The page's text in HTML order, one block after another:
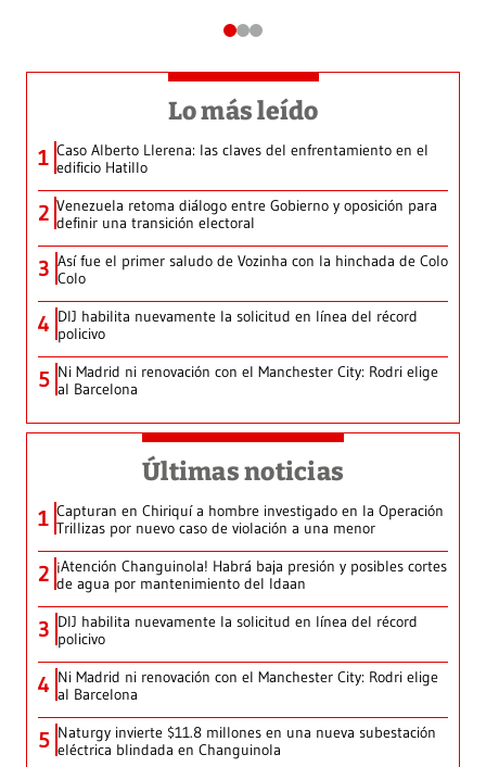
Lo más leído
1 Caso Alberto Llerena: las claves del enfrentamiento en el
edificio Hatillo
2 Venezuela retoma diálogo entre Gobierno y oposición para
definir una transición electoral
3 Así fue el primer saludo de Vozinha con la hinchada de Colo
Colo
4 DIJ habilita nuevamente la solicitud en línea del récord
policivo
5 Ni Madrid ni renovación con el Manchester City: Rodri elige
al Barcelona
Últimas noticias
1 Capturan en Chiriquí a hombre investigado en la Operación
Trillizas por nuevo caso de violación a una menor
2 ¡Atención Changuinola! Habrá baja presión y posibles cortes
de agua por mantenimiento del Idaan
3 DIJ habilita nuevamente la solicitud en línea del récord
policivo
4 Ni Madrid ni renovación con el Manchester City: Rodri elige
al Barcelona
5 Naturgy invierte $11.8 millones en una nueva subestación
eléctrica blindada en Changuinola